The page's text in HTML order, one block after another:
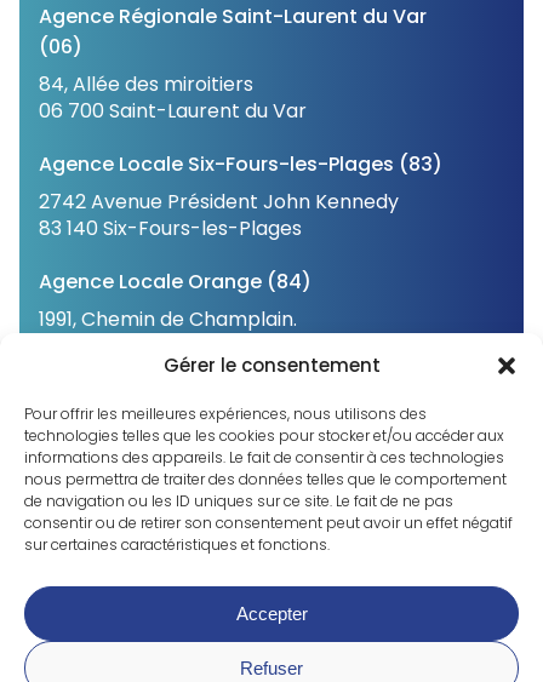
Gérer le consentement
Pour offrir les meilleures expériences, nous utilisons des
technologies telles que les cookies pour stocker et/ou accéder aux
informations des appareils. Le fait de consentir à ces technologies
nous permettra de traiter des données telles que le comportement
de navigation ou les ID uniques sur ce site. Le fait de ne pas
consentir ou de retirer son consentement peut avoir un effet négatif
sur certaines caractéristiques et fonctions.
Accepter
Refuser
Agence Régionale Saint-Laurent du Var
(06)
84, Allée des miroitiers
06 700 Saint-Laurent du Var
Agence Locale Six-Fours-les-Plages (83)
2742 Avenue Président John Kennedy
83 140 Six-Fours-les-Plages
Agence Locale Orange (84)
1991, Chemin de Champlain.
31 Avenue de Bure
05 000 Châteauvieux
Mentions légales